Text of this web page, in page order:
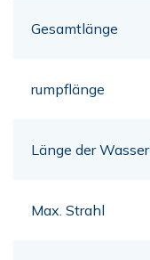
Gesamtlänge
rumpflänge
Länge der
Max. Strahl